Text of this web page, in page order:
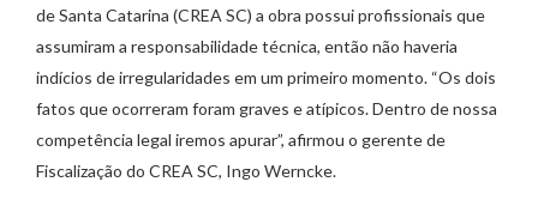
de Santa Catarina (CREA SC) a obra possui profissionais que
assumiram a responsabilidade técnica, então não haveria
indícios de irregularidades em um primeiro momento. “Os dois
fatos que ocorreram foram graves e atípicos. Dentro de nossa
competência legal iremos apurar”, afirmou o gerente de
Fiscalização do CREA SC, Ingo Werncke.